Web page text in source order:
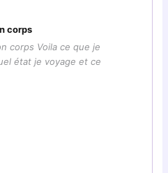
corps
corps Voila ce que je
état je voyage et ce